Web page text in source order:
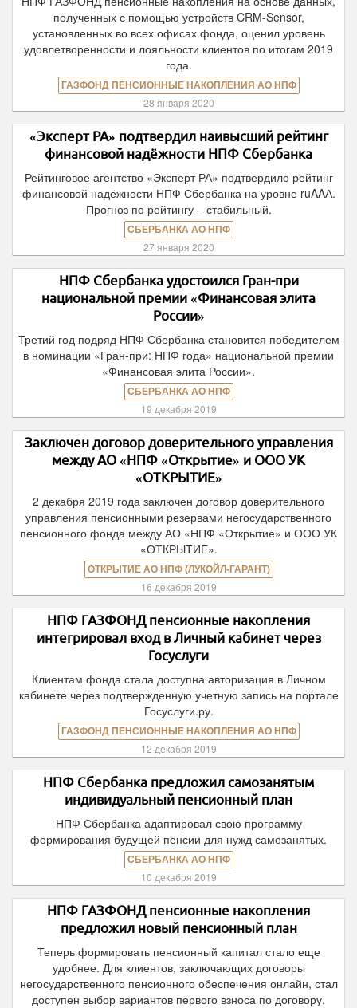
полученных с помощью устройств CRM-Sensor,
установленных во всех офисах фонда, оценил уровень
удовлетворенности и лояльности клиентов по итогам 2019
года.
ГАЗФОНД ПЕНСИОННЫЕ НАКОПЛЕНИЯ АО НПФ
28 января 2020
«Эксперт РА» подтвердил наивысший рейтинг
финансовой надёжности НПФ Сбербанка
Рейтинговое агентство «Эксперт РА» подтвердило рейтинг
финансовой надёжности НПФ Сбербанка на уровне ruAAА.
Прогноз по рейтингу – стабильный.
СБЕРБАНКА АО НПФ
27 января 2020
НПФ Сбербанка удостоился Гран-при
национальной премии «Финансовая элита
России»
Третий год подряд НПФ Сбербанка становится победителем
в номинации «Гран-при: НПФ года» национальной премии
«Финансовая элита России».
СБЕРБАНКА АО НПФ
19 декабря 2019
Заключен договор доверительного управления
между АО «НПФ «Открытие» и ООО УК
«ОТКРЫТИЕ»
2 декабря 2019 года заключен договор доверительного
управления пенсионными резервами негосударственного
пенсионного фонда между АО «НПФ «Открытие» и ООО УК
«ОТКРЫТИЕ».
ОТКРЫТИЕ АО НПФ (ЛУКОЙЛ-ГАРАНТ)
16 декабря 2019
НПФ ГАЗФОНД пенсионные накопления
интегрировал вход в Личный кабинет через
Госуслуги
Клиентам фонда стала доступна авторизация в Личном
кабинете через подтвержденную учетную запись на портале
Госуслуги.ру.
ГАЗФОНД ПЕНСИОННЫЕ НАКОПЛЕНИЯ АО НПФ
12 декабря 2019
НПФ Сбербанка предложил самозанятым
индивидуальный пенсионный план
НПФ Сбербанка адаптировал свою программу
формирования будущей пенсии для нужд самозанятых.
СБЕРБАНКА АО НПФ
10 декабря 2019
НПФ ГАЗФОНД пенсионные накопления
предложил новый пенсионный план
Теперь формировать пенсионный капитал стало еще
удобнее. Для клиентов, заключающих договоры
негосударственного пенсионного обеспечения онлайн, стал
доступен выбор вариантов первого взноса по договору.